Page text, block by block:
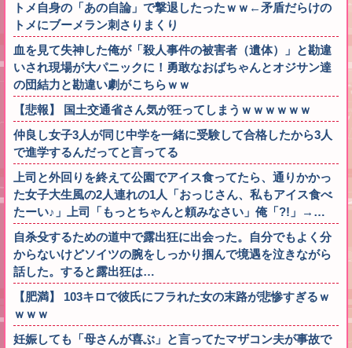
トメ自身の「あの自論」で撃退したったｗｗ←矛盾だらけの
トメにブーメラン刺さりまくり
血を見て失神した俺が「殺人事件の被害者（遺体）」と勘違
いされ現場が大パニックに！勇敢なおばちゃんとオジサン達
の団結力と勘違い劇がこちらｗｗ
【悲報】 国土交通省さん気が狂ってしまうｗｗｗｗｗｗ
仲良し女子3人が同じ中学を一緒に受験して合格したから3人
で進学するんだってと言ってる
上司と外回りを終えて公園でアイス食ってたら、通りかかっ
た女子大生風の2人連れの1人「おっじさん、私もアイス食べ
たーい♪」上司「もっとちゃんと頼みなさい」俺「?!」→…
自杀殳するための道中で露出狂に出会った。自分でもよく分
からないけどソイツの腕をしっかり掴んで境遇を泣きながら
話した。すると露出狂は…
【肥満】 103キロで彼氏にフラれた女の末路が悲惨すぎるｗ
ｗｗｗ
妊娠しても「母さんが喜ぶ」と言ってたマザコン夫が事故で